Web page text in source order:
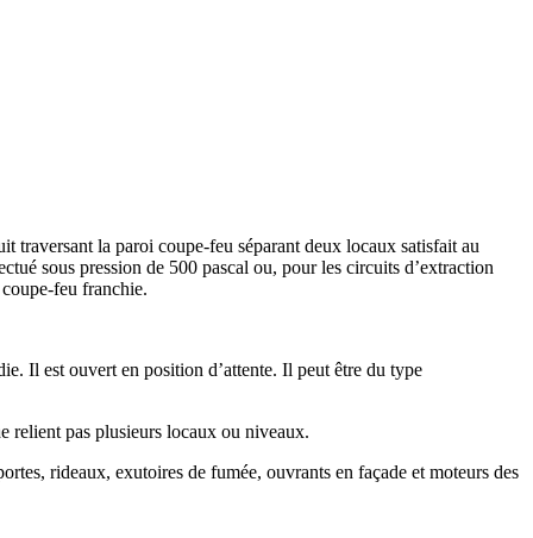
traversant la paroi coupe-feu séparant deux locaux satisfait au
sous pression de 500 pascal ou, pour les circuits d’extraction
feu franchie.
Il est ouvert en position d’attente. Il peut être du type
relient pas plusieurs locaux ou niveaux.
rideaux, exutoires de fumée, ouvrants en façade et moteurs des